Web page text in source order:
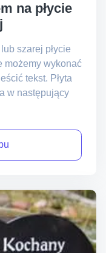
na płycie
szarej płycie
możemy wykonać
tekst. Płyta
w następujący